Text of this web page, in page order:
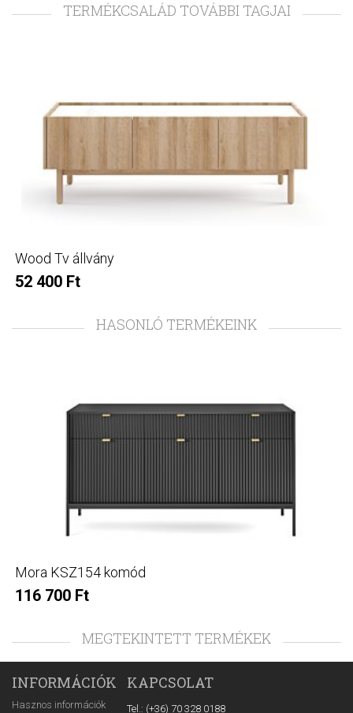
TERMÉKCSALÁD TOVÁBBI TAGJAI
Wood Tv állvány
52 400 Ft
HASONLÓ TERMÉKEINK
Mora KSZ154 komód
116 700 Ft
MEGTEKINTETT TERMÉKEK
INFORMÁCIÓK
Hasznos információk
KAPCSOLAT
Tel.: (+36) 70 328 0188